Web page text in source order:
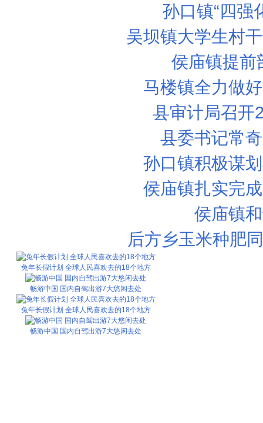
孙口镇“四强
吴坝镇大学生村
侯庙镇提前
马楼镇全力做
县审计局召开
县委书记常
孙口镇积极谋
侯庙镇扎实完
侯庙镇
后方乡玉米种肥
兔年长假计划 全球人民喜欢去的18个地方
畅游中国 国内自驾出游7大悠闲去处
兔年长假计划 全球人民喜欢去的18个地方
畅游中国 国内自驾出游7大悠闲去处